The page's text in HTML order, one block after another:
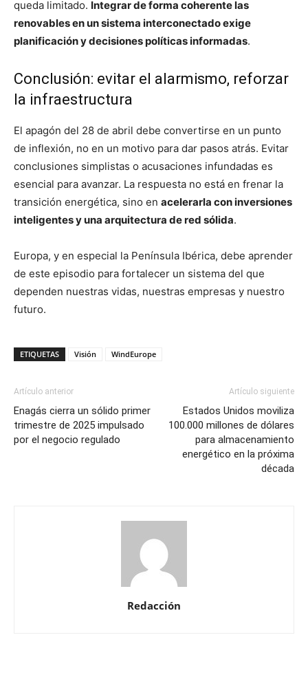
queda limitado. Integrar de forma coherente las
renovables en un sistema interconectado exige
planificación y decisiones políticas informadas.
Conclusión: evitar el alarmismo, reforzar
la infraestructura
El apagón del 28 de abril debe convertirse en un punto
de inflexión, no en un motivo para dar pasos atrás. Evitar
conclusiones simplistas o acusaciones infundadas es
esencial para avanzar. La respuesta no está en frenar la
transición energética, sino en acelerarla con inversiones
inteligentes y una arquitectura de red sólida.
Europa, y en especial la Península Ibérica, debe aprender
de este episodio para fortalecer un sistema del que
dependen nuestras vidas, nuestras empresas y nuestro
futuro.
ETIQUETAS Visión WindEurope
Artículo anterior
Enagás cierra un sólido primer
trimestre de 2025 impulsado
por el negocio regulado
Artículo siguiente
Estados Unidos moviliza
100.000 millones de dólares
para almacenamiento
energético en la próxima
década
Redacción